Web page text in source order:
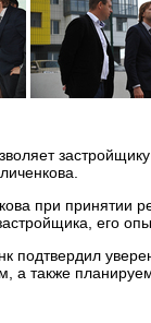
при принятии
его
подтвердил
а также